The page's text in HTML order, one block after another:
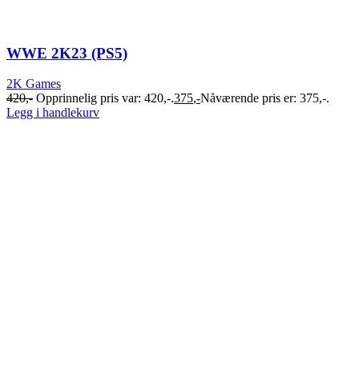
WWE 2K23 (PS5)
2K Games
420,- Opprinnelig pris var: 420,-.375,-Nåværende pris er: 375,-.
Legg i handlekurv